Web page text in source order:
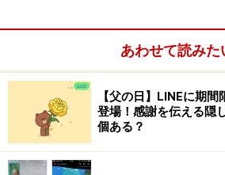
アンケート内容や回答の締め切り日な
をタップ
あわせて読みた
【父の日】LINEに期
登場！感謝を伝える隠
個ある？